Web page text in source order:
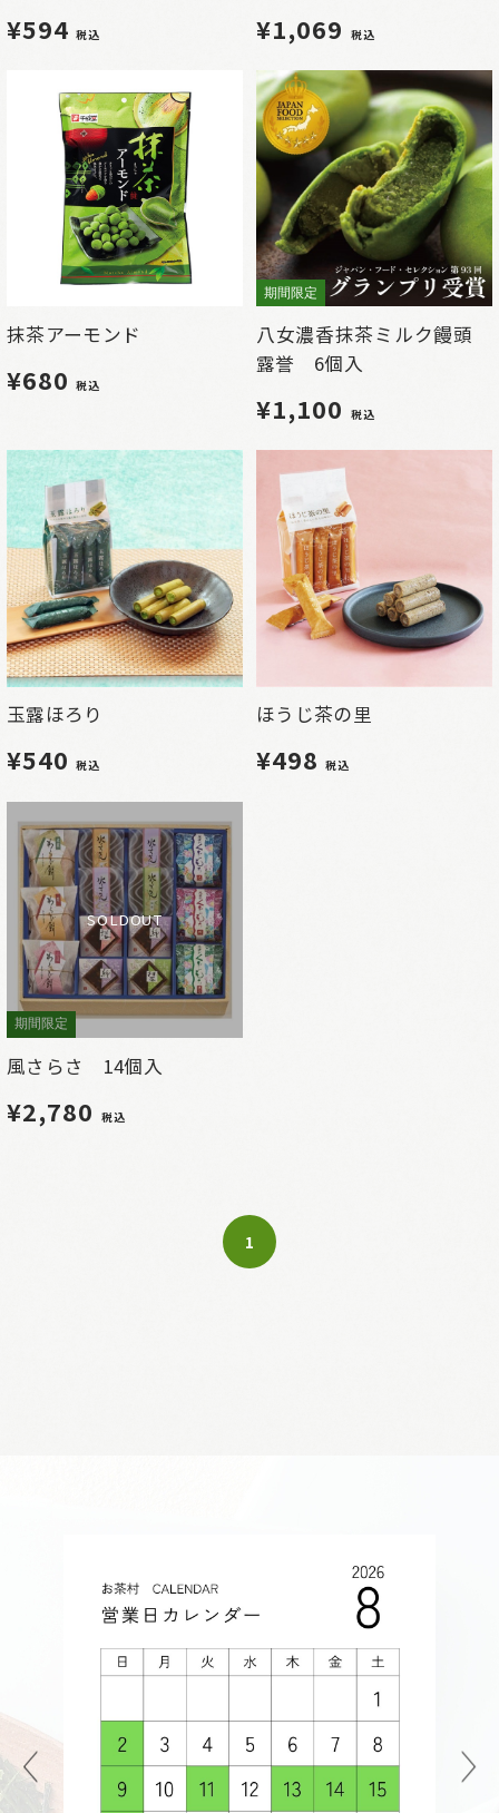
¥594税込 ¥1,069 税込
抹茶アーモンド
¥680税込
期間限定
八女濃香抹茶ミルク饅頭
露誉 6個入
¥1,100 税込
玉露ほろり
¥540税込
ほうじ茶の里
¥498税込
SOLDOUT
期間限定
風さらさ 14個入
¥2,780 税込
1